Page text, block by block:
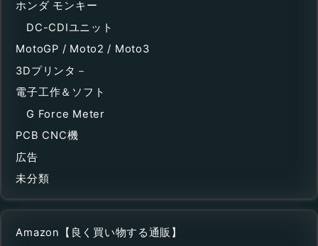
ホンダ モンキー
DC-CDIユニット
MotoGP / Moto2 / Moto3
3Dプリンタ－
電子工作＆ソフト
G Force Meter
PCB CNC機
広告
未分類
Amazon【良く買い物する通販】